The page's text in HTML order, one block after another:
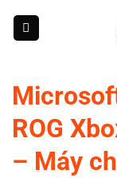
ROG
– Máy